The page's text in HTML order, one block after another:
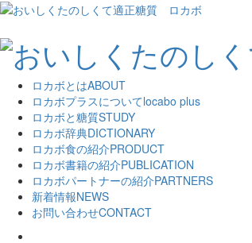
ロカボとはABOUT
ロカボプラスについてlocabo plus
ロカボと糖質STUDY
ロカボ辞典DICTIONARY
ロカボ食の紹介PRODUCT
ロカボ書籍の紹介PUBLICATION
ロカボパートナーの紹介PARTNERS
新着情報NEWS
お問い合わせCONTACT